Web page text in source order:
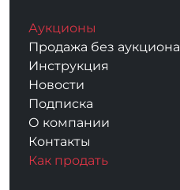
Аукционы
Продажа без аукциона
Инструкция
Новости
Подписка
О компании
Контакты
Как продать